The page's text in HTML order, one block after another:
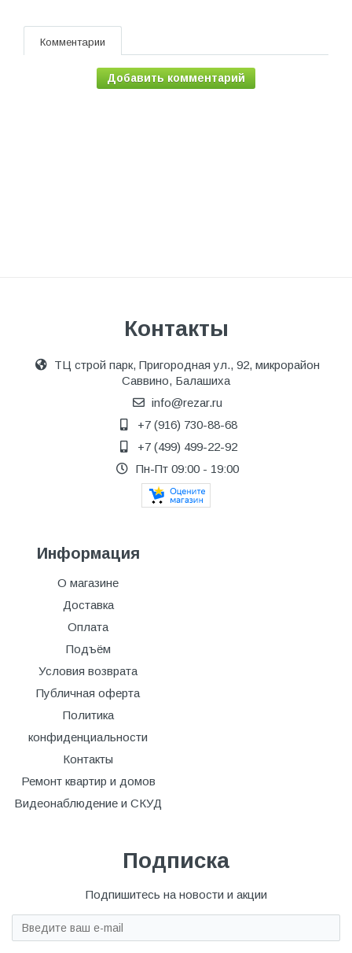
Комментарии
Добавить комментарий
Контакты
ТЦ строй парк, Пригородная ул., 92, микрорайон
Саввино, Балашиха
info@rezar.ru
+7 (916) 730-88-68
+7 (499) 499-22-92
Пн-Пт 09:00 - 19:00
Информация
О магазине
Доставка
Оплата
Подъём
Условия возврата
Публичная оферта
Политика
конфиденциальности
Контакты
Ремонт квартир и домов
Видеонаблюдение и СКУД
Подписка
Подпишитесь на новости и акции